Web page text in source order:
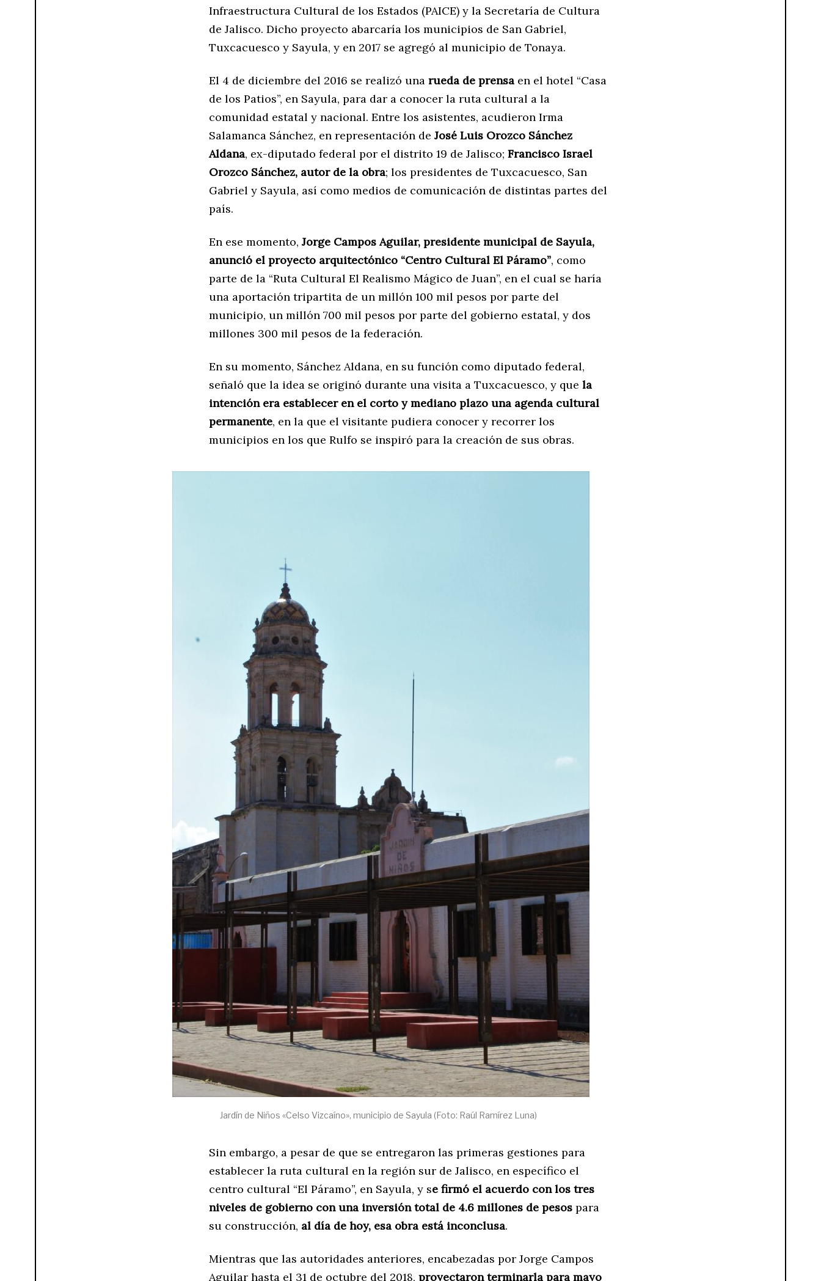
Infraestructura Cultural de los Estados (PAICE) y la Secretaría de Cultura
de Jalisco. Dicho proyecto abarcaría los municipios de San Gabriel,
Tuxcacuesco y Sayula, y en 2017 se agregó al municipio de Tonaya.
El 4 de diciembre del 2016 se realizó una rueda de prensa en el hotel “Casa
de los Patios”, en Sayula, para dar a conocer la ruta cultural a la
comunidad estatal y nacional. Entre los asistentes, acudieron Irma
Salamanca Sánchez, en representación de José Luis Orozco Sánchez
Aldana, ex-diputado federal por el distrito 19 de Jalisco; Francisco Israel
Orozco Sánchez, autor de la obra; los presidentes de Tuxcacuesco, San
Gabriel y Sayula, así como medios de comunicación de distintas partes del
país.
En ese momento, Jorge Campos Aguilar, presidente municipal de Sayula,
anunció el proyecto arquitectónico “Centro Cultural El Páramo”, como
parte de la “Ruta Cultural El Realismo Mágico de Juan”, en el cual se haría
una aportación tripartita de un millón 100 mil pesos por parte del
municipio, un millón 700 mil pesos por parte del gobierno estatal, y dos
millones 300 mil pesos de la federación.
En su momento, Sánchez Aldana, en su función como diputado federal,
señaló que la idea se originó durante una visita a Tuxcacuesco, y que la
intención era establecer en el corto y mediano plazo una agenda cultural
permanente, en la que el visitante pudiera conocer y recorrer los
municipios en los que Rulfo se inspiró para la creación de sus obras.
Jardín de Niños «Celso Vizcaíno», municipio de Sayula (Foto: Raúl Ramírez Luna)
Sin embargo, a pesar de que se entregaron las primeras gestiones para
establecer la ruta cultural en la región sur de Jalisco, en específico el
centro cultural “El Páramo”, en Sayula, y se firmó el acuerdo con los tres
niveles de gobierno con una inversión total de 4.6 millones de pesos para
su construcción, al día de hoy, esa obra está inconclusa.
Mientras que las autoridades anteriores, encabezadas por Jorge Campos
Aguilar hasta el 31 de octubre del 2018, proyectaron terminarla para mayo